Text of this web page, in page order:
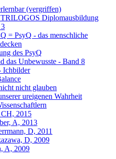
(vergriffen)
Diplomausbildung
= PsyQ - das menschliche
des PsyQ
das Unbewusste - Band 8
Ichbilder
nicht glauben
ureigenen Wahrheit
2015
A, 2013
D, 2011
D, 2009
A, 2009